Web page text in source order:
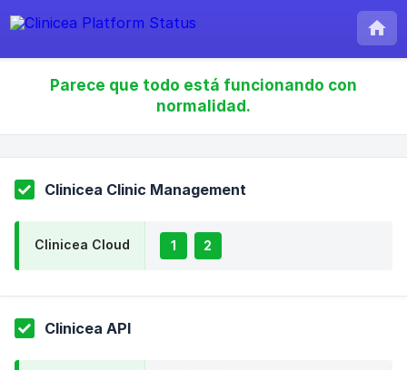
Parece que todo está funcionando con
normalidad.
Clinicea Clinic Management
Clinicea Cloud 1 2
Clinicea API